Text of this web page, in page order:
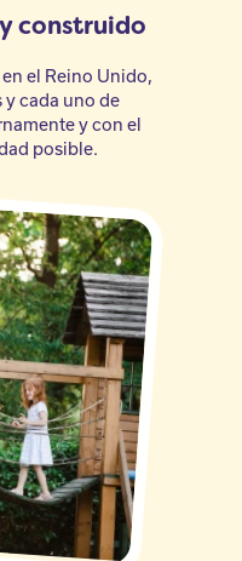
construido
el Reino Unido,
cada uno de
y con el
posible.